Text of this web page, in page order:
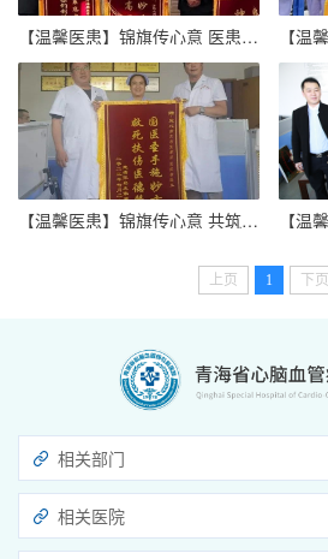
【温馨医患】锦旗传心意 医患情深暖人心——我院心外科团队收到来自患者的感谢
【温馨医患】锦旗传心意 共筑医患情
上页 1 下页
相关部门
相关医院